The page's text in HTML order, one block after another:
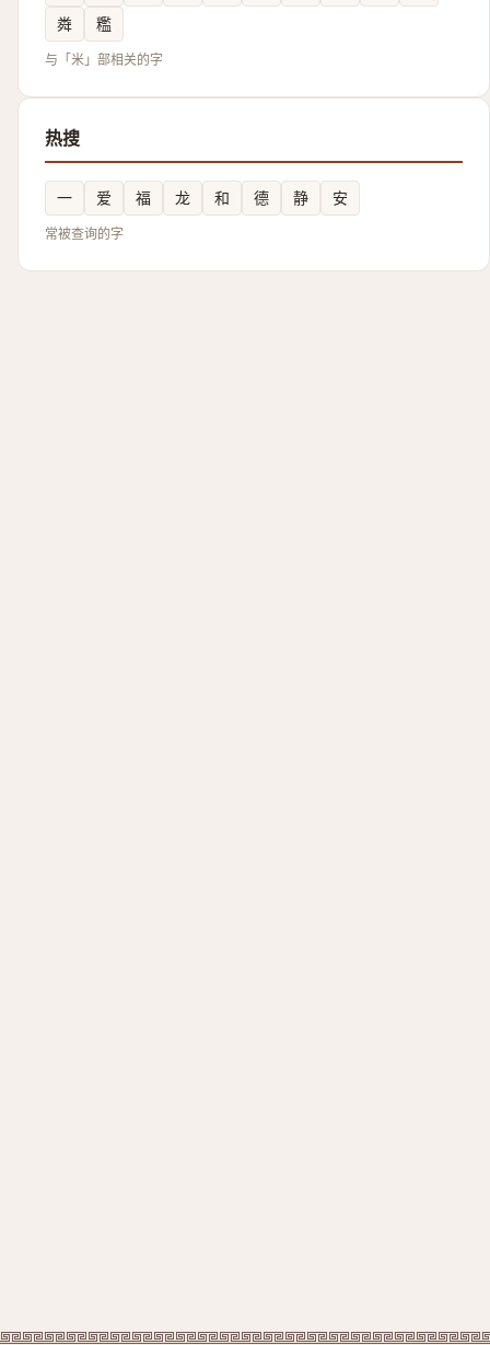
粦
糮
与「米」部相关的字
热搜
一 爱 福 龙 和 德 静 安
常被查询的字